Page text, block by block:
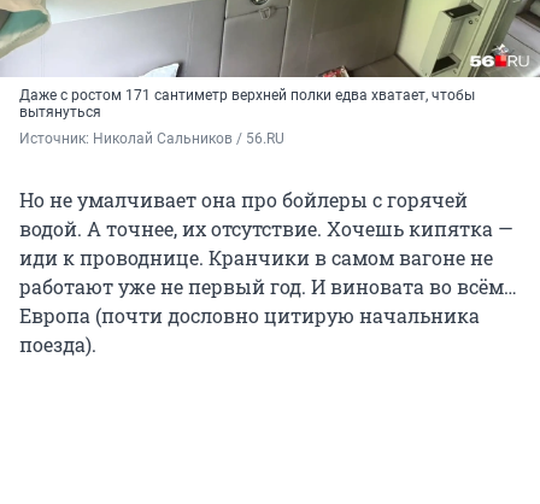
Даже с ростом 171 сантиметр верхней полки едва хватает, чтобы
вытянуться
Источник: Николай Сальников / 56.RU
Но не умалчивает она про бойлеры с горячей
водой. А точнее, их отсутствие. Хочешь кипятка —
иди к проводнице. Кранчики в самом вагоне не
работают уже не первый год. И виновата во всём…
Европа (почти дословно цитирую начальника
поезда).